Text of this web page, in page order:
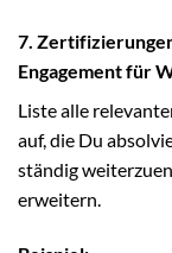
7.
Engagement für
Liste alle
auf, die Du
ständig
erweitern.